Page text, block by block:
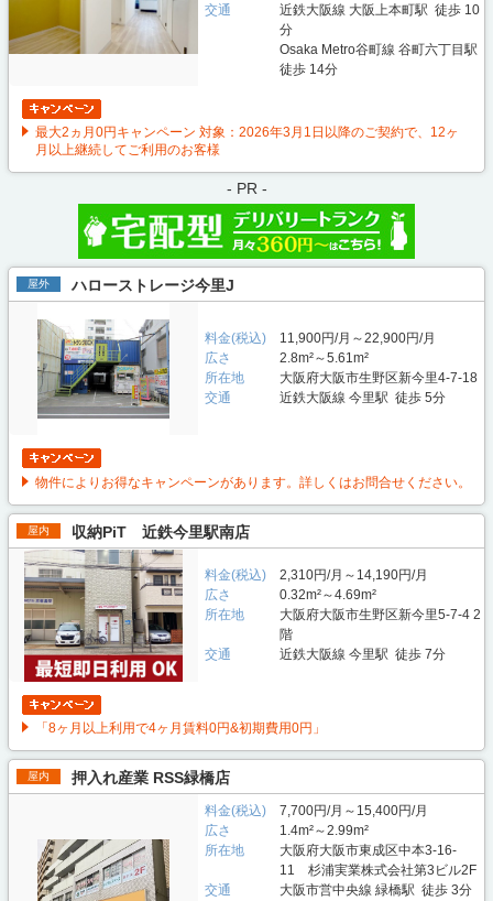
交通
近鉄大阪線 大阪上本町駅 徒歩 10
分
Osaka Metro谷町線 谷町六丁目駅
徒歩 14分
最大2ヵ月0円キャンペーン 対象：2026年3月1日以降のご契約で、12ヶ
月以上継続してご利用のお客様
- PR -
屋外 ハローストレージ今里J
料金(税込)
11,900円/月～22,900円/月
広さ
2.8m²～5.61m²
所在地
大阪府大阪市生野区新今里4-7-18
交通
近鉄大阪線 今里駅 徒歩 5分
物件によりお得なキャンペーンがあります。詳しくはお問合せください。
屋内 収納PiT 近鉄今里駅南店
料金(税込)
2,310円/月～14,190円/月
広さ
0.32m²～4.69m²
所在地
大阪府大阪市生野区新今里5-7-4 2
階
交通
近鉄大阪線 今里駅 徒歩 7分
「8ヶ月以上利用で4ヶ月賃料0円&初期費用0円」
屋内 押入れ産業 RSS緑橋店
料金(税込)
7,700円/月～15,400円/月
広さ
1.4m²～2.99m²
所在地
大阪府大阪市東成区中本3-16-
11 杉浦実業株式会社第3ビル2F
交通
大阪市営中央線 緑橋駅 徒歩 3分